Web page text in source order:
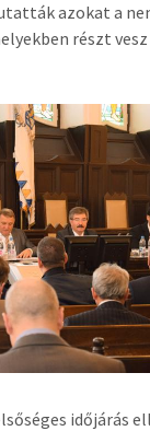
azokat a
részt vesz
időjárás